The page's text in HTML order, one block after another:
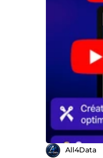
All4Data